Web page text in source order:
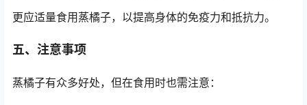
更应适量食用蒸橘子，以提高身体的免疫力和抵抗力。
五、注意事项
蒸橘子有众多好处，但在食用时也需注意：